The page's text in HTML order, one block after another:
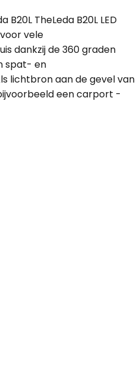
B20L TheLeda B20L LED
vele
dankzij de 360 graden
spat- en
lichtbron aan de gevel van
een carport -
wand- als
met of
(zie accessoires). -
+ 40 °C